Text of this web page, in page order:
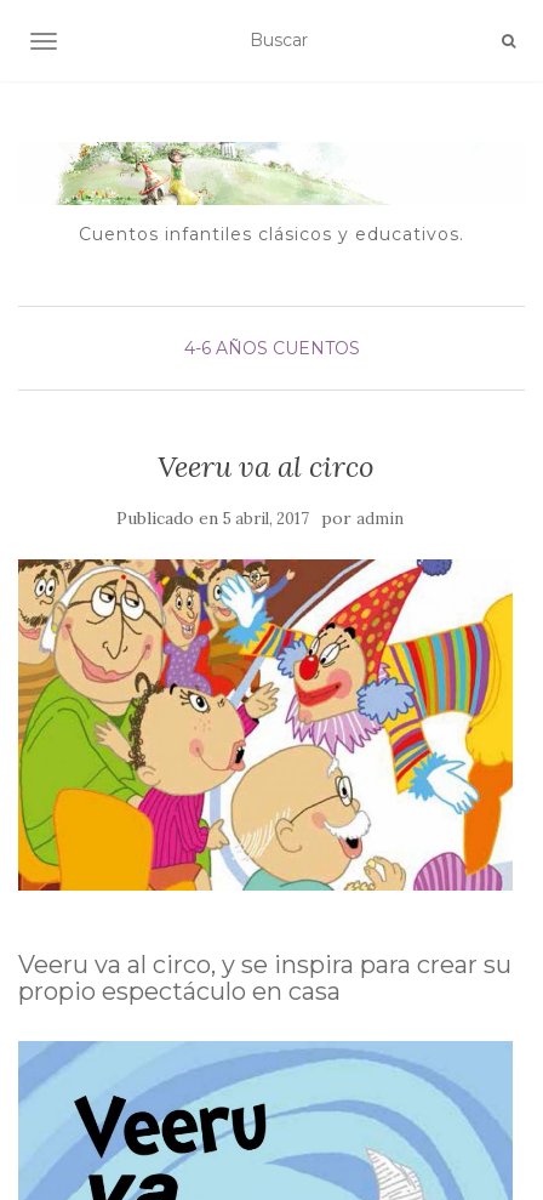
ALTERNAR NAVEGACIÓN
Cuentos infantiles clásicos y educativos.
4-6 AÑOS CUENTOS
Veeru va al circo
Publicado en 5 abril, 2017 por admin
Veeru va al circo, y se inspira para crear su
propio espectáculo en casa